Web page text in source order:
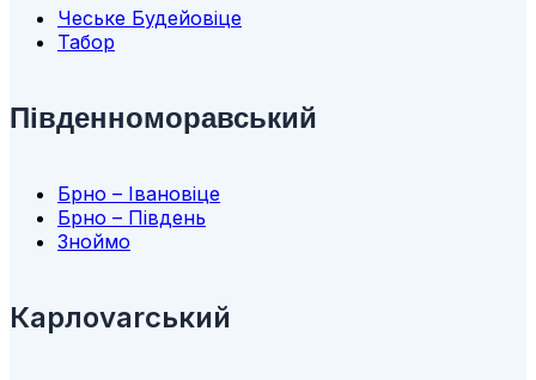
Чеське Будейовіце
Табор
Південноморавський
Брно – Івановіце
Брно – Південь
Зноймо
Карлоvarський